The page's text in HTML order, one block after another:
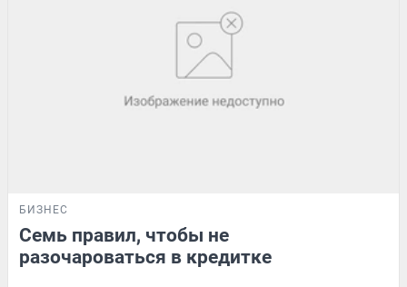
БИЗНЕС
Семь правил, чтобы не
разочароваться в кредитке